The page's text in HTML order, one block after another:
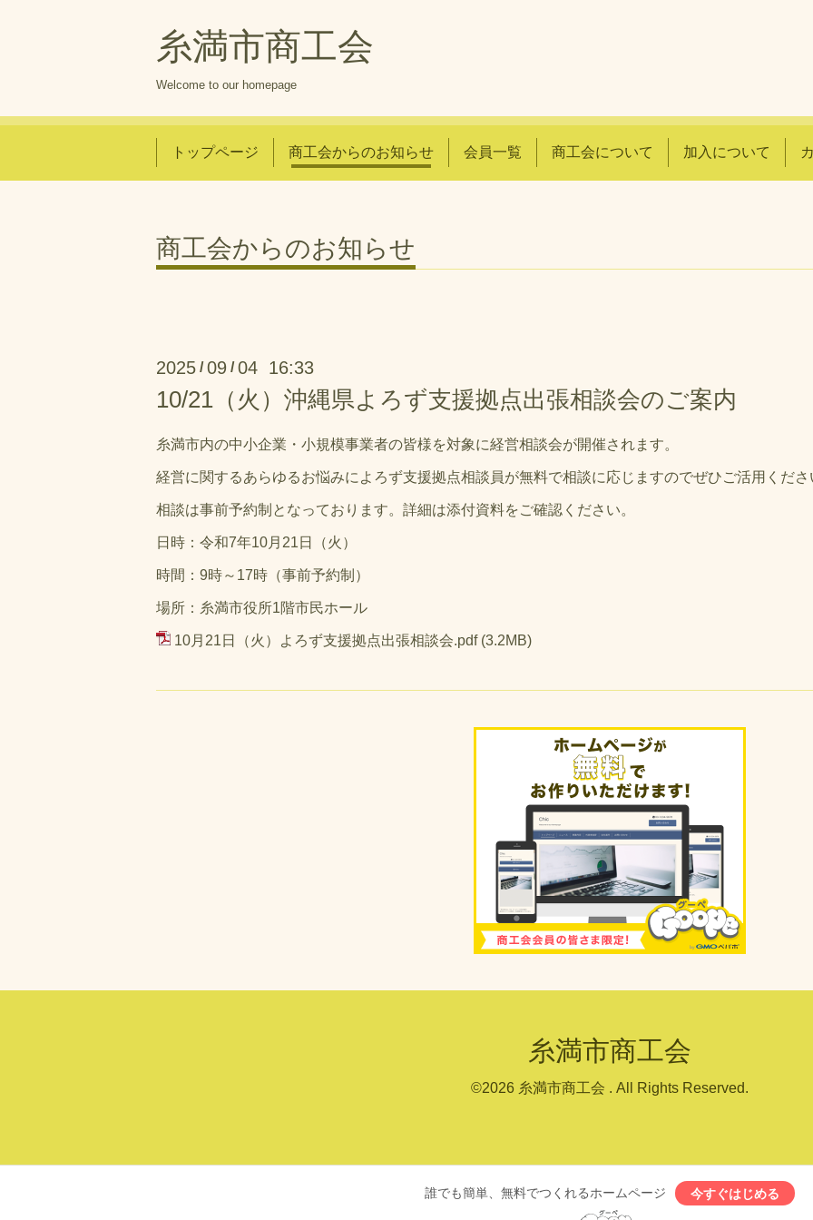
糸満市商工会
Welcome to our homepage
トップページ 商工会からのお知らせ 会員一覧 商工会について 加入について
商工会からのお知らせ
2025 /09 /04 16:33
10/21（火）沖縄県よろず支援拠点出張相談会のご案内
糸満市内の中小企業・小規模事業者の皆様を対象に経営相談会が開催されます。
経営に関するあらゆるお悩みによろず支援拠点相談員が無料で相談に応じますのでぜひご活用くださ
相談は事前予約制となっております。詳細は添付資料をご確認ください。
日時：令和7年10月21日（火）
時間：9時～17時（事前予約制）
場所：糸満市役所1階市民ホール
10月21日（火）よろず支援拠点出張相談会.pdf (3.2MB)
糸満市商工会
©2026 糸満市商工会 . All Rights Reserved.
誰でも簡単、無料でつくれるホームページ 今すぐはじめる